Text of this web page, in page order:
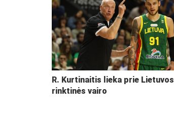
R. Kurtinaitis lieka prie Lietuvos
rinktinės vairo